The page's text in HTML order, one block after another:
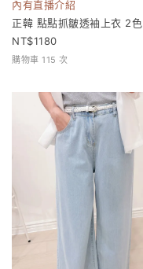
內有直播介紹
正韓 點點抓皺透袖上衣 2色
1180
購物車 115 次